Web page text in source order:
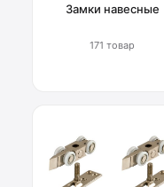
Замки навесные
171 товар